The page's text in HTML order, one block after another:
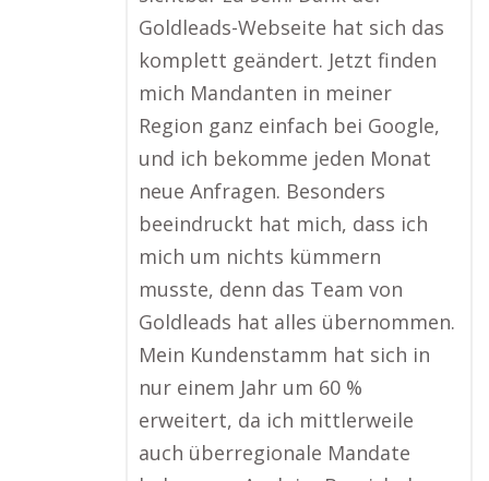
Goldleads-Webseite hat sich das
komplett geändert. Jetzt finden
mich Mandanten in meiner
Region ganz einfach bei Google,
und ich bekomme jeden Monat
neue Anfragen. Besonders
beeindruckt hat mich, dass ich
mich um nichts kümmern
musste, denn das Team von
Goldleads hat alles übernommen.
Mein Kundenstamm hat sich in
nur einem Jahr um 60 %
erweitert, da ich mittlerweile
auch überregionale Mandate